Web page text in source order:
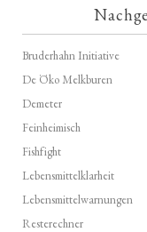
Bruderhahn Initiative
De Öko Melkburen
Demeter
Feinheimisch
Fishfight
Lebensmittelklarheit
Lebensmittelwarnungen
Resterechner